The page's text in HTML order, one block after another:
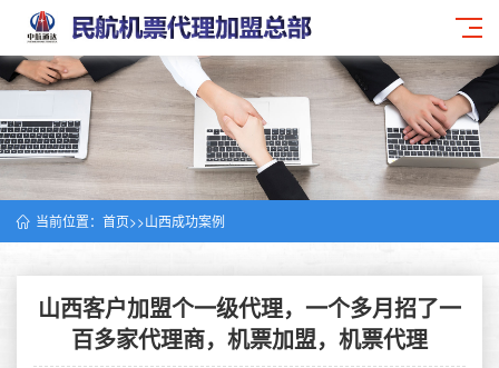
当前位置： 首页>>山西成功案例
山西客户加盟个一级代理，一个多月招了一
百多家代理商，机票加盟，机票代理